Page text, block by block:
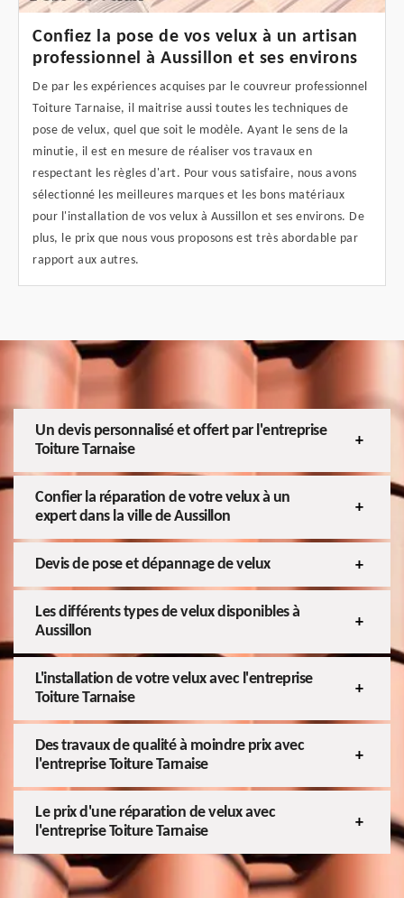
Confiez la pose de vos velux à un artisan
professionnel à Aussillon et ses environs
De par les expériences acquises par le couvreur professionnel
Toiture Tarnaise, il maitrise aussi toutes les techniques de
pose de velux, quel que soit le modèle. Ayant le sens de la
minutie, il est en mesure de réaliser vos travaux en
respectant les règles d'art. Pour vous satisfaire, nous avons
sélectionné les meilleures marques et les bons matériaux
pour l'installation de vos velux à Aussillon et ses environs. De
plus, le prix que nous vous proposons est très abordable par
rapport aux autres.
Un devis personnalisé et offert par l'entreprise
Toiture Tarnaise
Confier la réparation de votre velux à un
expert dans la ville de Aussillon
Devis de pose et dépannage de velux
Les différents types de velux disponibles à
Aussillon
L'installation de votre velux avec l'entreprise
Toiture Tarnaise
Des travaux de qualité à moindre prix avec
l'entreprise Toiture Tarnaise
Le prix d'une réparation de velux avec
l'entreprise Toiture Tarnaise